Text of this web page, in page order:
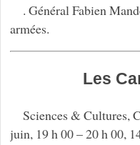
. Général Fabien
armées.
Les
Sciences & Cultures,
juin, 19 h 00 – 20 h 00,